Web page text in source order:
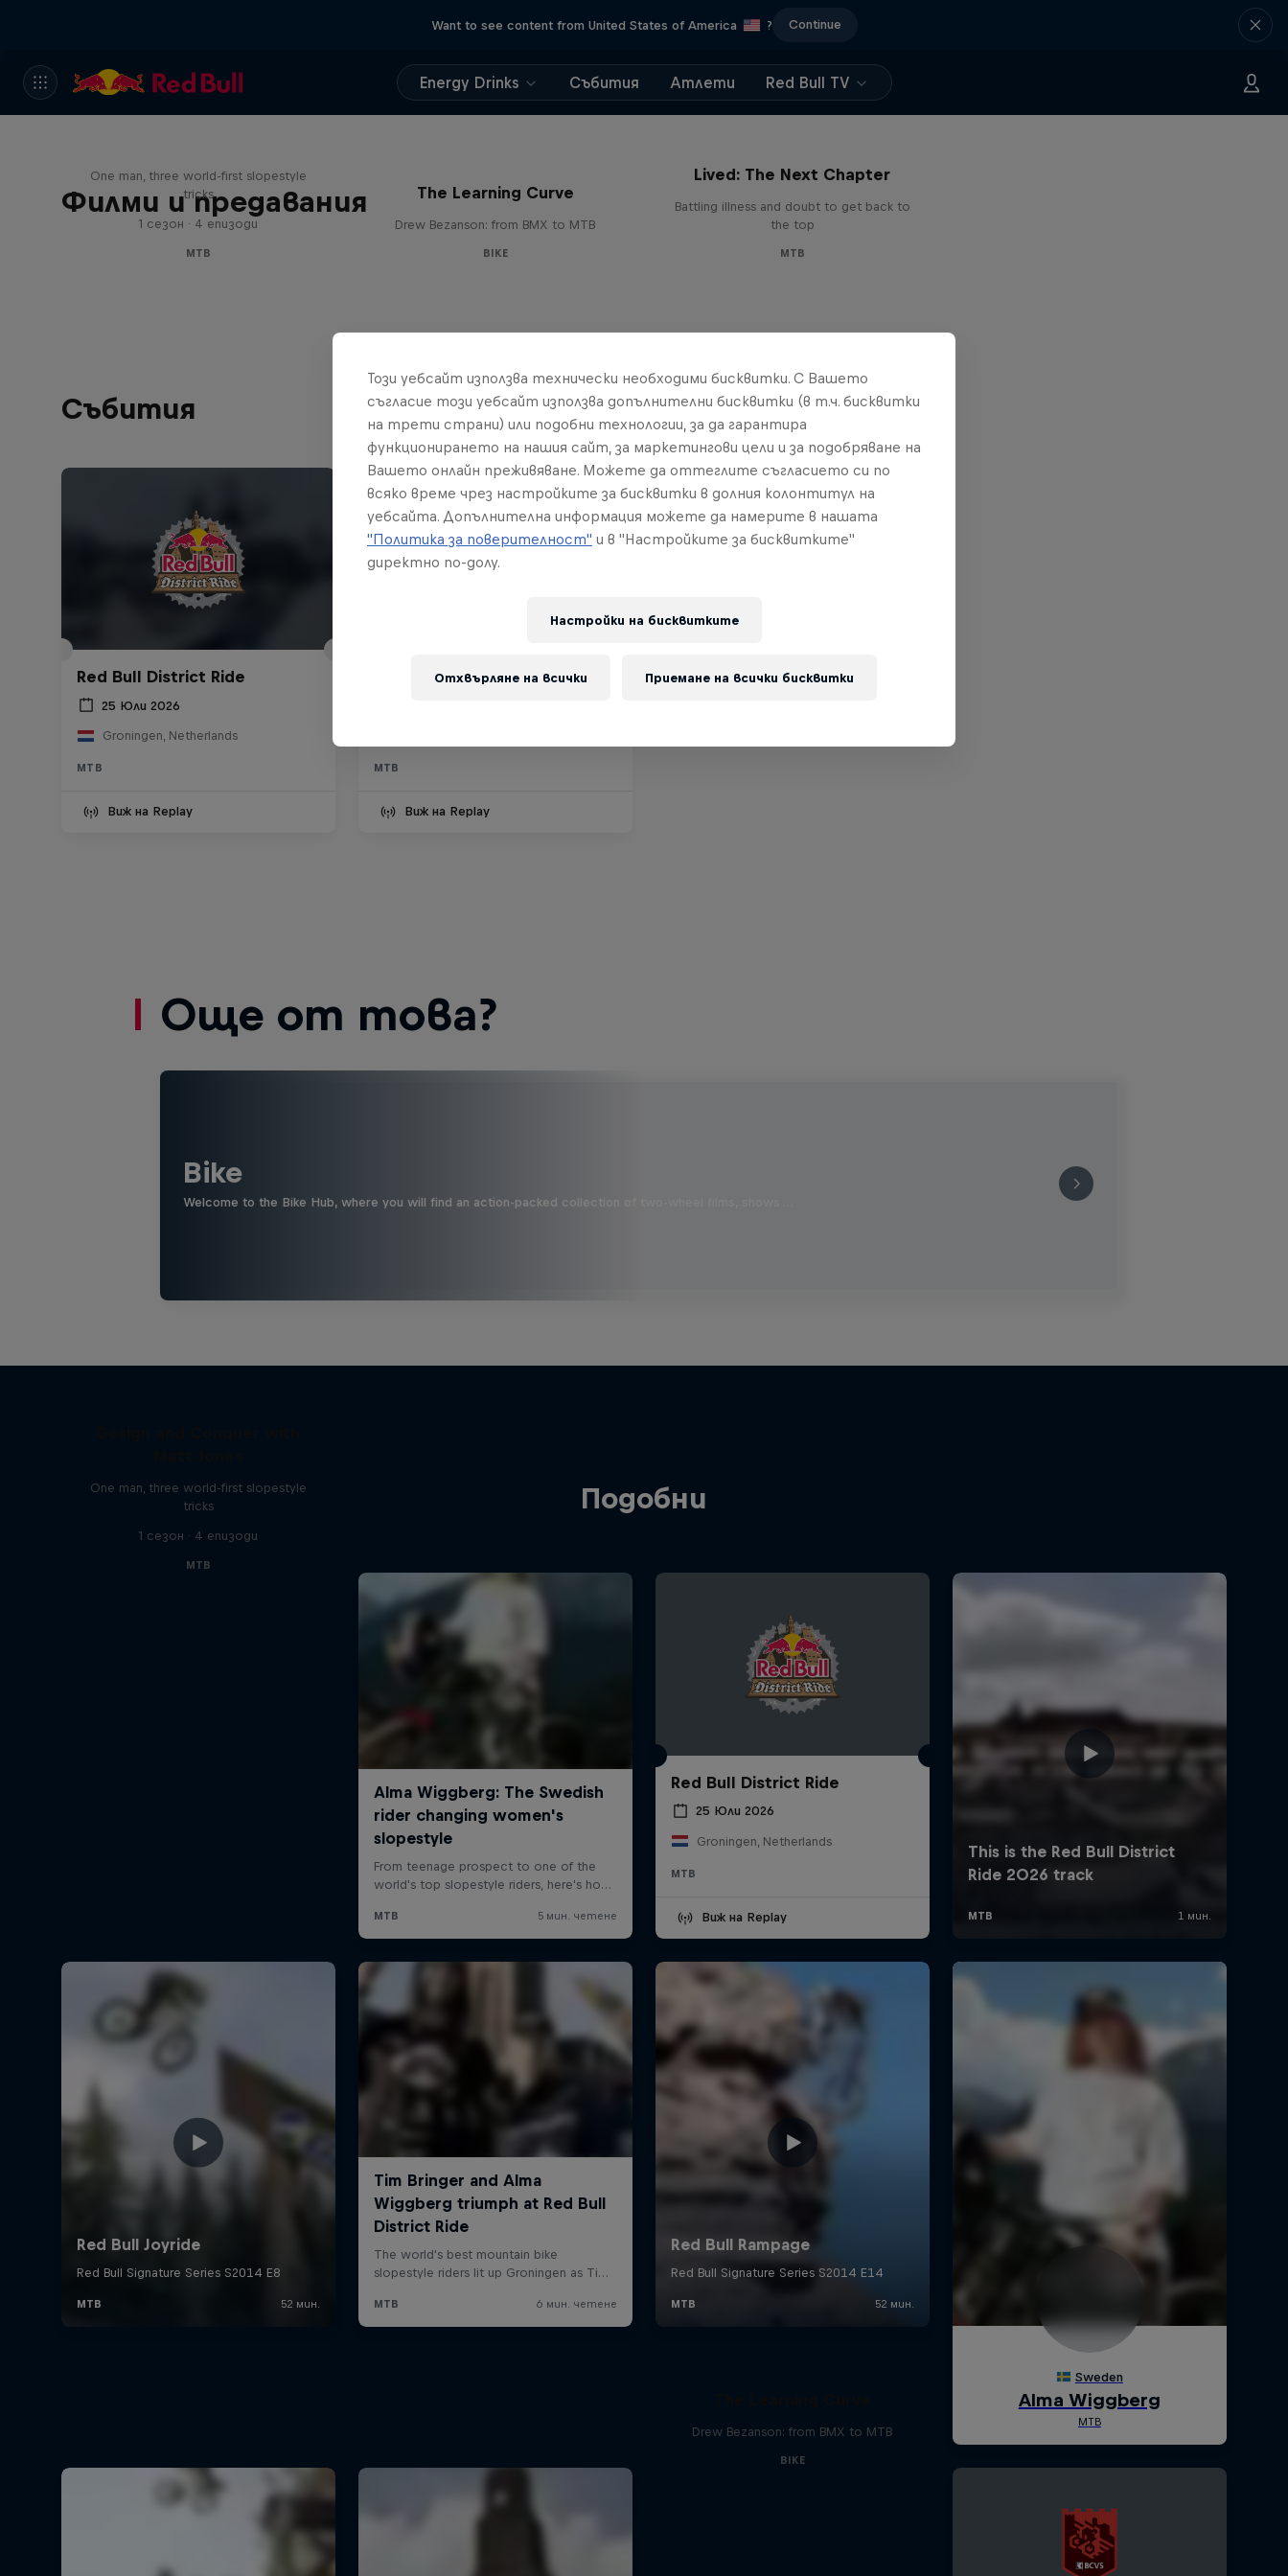
Want to see content from United States of America ? Continue
Energy Drinks Събития Атлети Red Bull TV
Филми и предавания
Design and Conquer with
One man, three world-first slopestyle
tricks
1 сезон · 4 епизоди
MTB
The Learning Curve
Drew Bezanson: from BMX to MTB
BIKE
Lived: The Next Chapter
Battling illness and doubt to get back to
the top
MTB
Събития
Red Bull District Ride
25 Юли 2026
Groningen, Netherlands
MTB
Виж на Replay
Castle Ride BCVS
MTB
Виж на Replay
Още от това?
Bike
Welcome to the Bike Hub, where you will find an action-packed collection of two-wheel films, shows …
Подобни
One man, three world-first slopestyle
tricks
1 сезон · 4 епизоди
MTB
Red Bull District Ride
25 Юли 2026
Groningen, Netherlands
MTB
Виж на Replay
Drew Bezanson: from BMX to MTB
BIKE
Този уебсайт използва технически необходими бисквитки. С Вашето
съгласие този уебсайт използва допълнителни бисквитки (в т.ч. бисквитки
на трети страни) или подобни технологии, за да гарантира
функционирането на нашия сайт, за маркетингови цели и за подобряване на
Вашето онлайн преживяване. Можете да оттеглите съгласието си по
всяко време чрез настройките за бисквитки в долния колонтитул на
уебсайта. Допълнителна информация можете да намерите в нашата
"Политика за поверителност" и в "Настройките за бисквитките"
директно по-долу.
Настройки на бисквитките
Отхвърляне на всички Приемане на всички бисквитки